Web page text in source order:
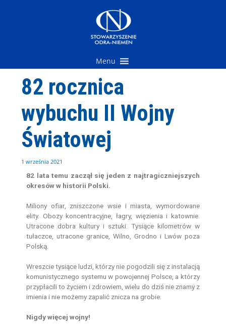
Menu
82 rocznica
wybuchu II Wojny
Światowej
1 września 2021
82 lata temu zaczął się jeden z najtragiczniejszych
okresów w historii Polski.
Miliony ofiar, zniszczone wsie i miasta, wymordowane
elity. Obozy koncentracyjne, łagry, więzienia i katownie.
Utracone dobra kultury i sztuki. Tysiące kilometrów w
tułaczce, utracone granice, Wilno, Grodno i Lwów poza
Polską.
Wreszcie tysiące ludzi, którzy nie pogodzili się z instalacją
komunistycznego systemu w powojennej Polsce, a którzy
przypłacili to życiem i zdrowiem, wielu do dziś nie znamy z
imienia i nie możemy zapalić znicza na grobie.
Nigdy więcej wojny!